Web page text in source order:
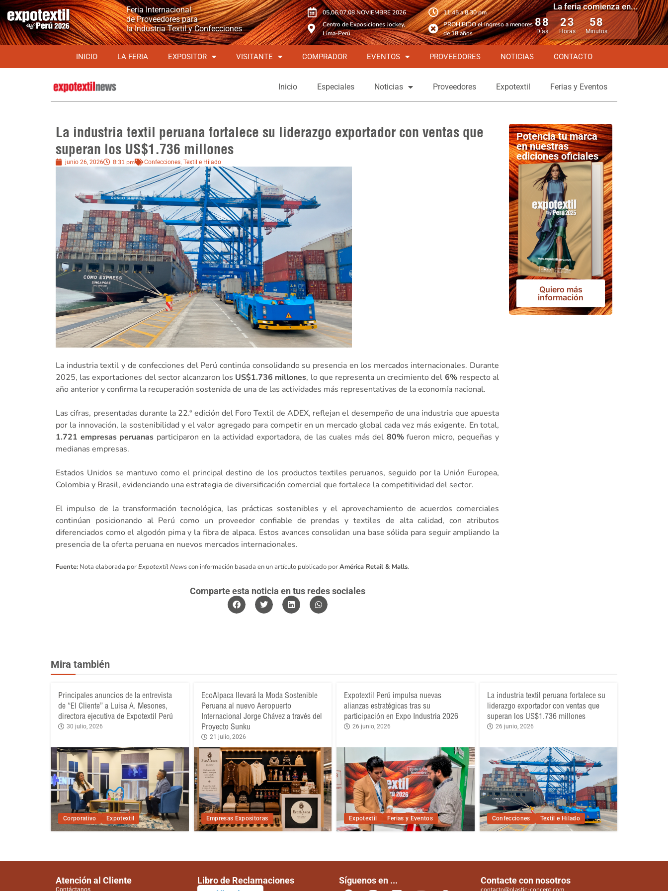
Feria Internacional
de Proveedores para
la Industria Textil y Confecciones
05,06,07,08 NOVIEMBRE 2026
Centro de Exposiciones Jockey,
Lima-Perú
11.45 a 8.30 pm
PROHIBIDO el ingreso a menores
de 18 años
La feria comienza en...
88
Días
23
Horas
58
Minutos
INICIO LA FERIA EXPOSITOR VISITANTE COMPRADOR EVENTOS PROVEEDORES NOTICIAS CONTACTO
Inicio Especiales Noticias Proveedores Expotextil Ferias y Eventos
La industria textil peruana fortalece su liderazgo exportador con ventas que
superan los US$1.736 millones
junio 26, 2026 8:31 pm Confecciones, Textil e Hilado
La industria textil y de confecciones del Perú continúa consolidando su presencia en los mercados internacionales. Durante
2025, las exportaciones del sector alcanzaron los US$1.736 millones, lo que representa un crecimiento del 6%respecto al
año anterior y confirma la recuperación sostenida de una de las actividades más representativas de la economía nacional.
Las cifras, presentadas durante la 22.ª edición del Foro Textil de ADEX, reflejan el desempeño de una industria que apuesta
por la innovación, la sostenibilidad y el valor agregado para competir en un mercado global cada vez más exigente. En total,
1.721 empresas peruanas participaron en la actividad exportadora, de las cuales más del 80%fueron micro, pequeñas y
medianas empresas.
Estados Unidos se mantuvo como el principal destino de los productos textiles peruanos, seguido por la Unión Europea,
Colombia y Brasil, evidenciando una estrategia de diversificación comercial que fortalece la competitividad del sector.
El impulso de la transformación tecnológica, las prácticas sostenibles y el aprovechamiento de acuerdos comerciales
continúan posicionando al Perú como un proveedor confiable de prendas y textiles de alta calidad, con atributos
diferenciados como el algodón pima y la fibra de alpaca. Estos avances consolidan una base sólida para seguir ampliando la
presencia de la oferta peruana en nuevos mercados internacionales.
Fuente: Nota elaborada porExpotextil Newscon información basada en un artículo publicado porAmérica Retail & Malls.
Comparte esta noticia en tus redes sociales
Potencia tu marca
en nuestras
ediciones oficiales
Quiero más
información
Mira también
Corporativo Expotextil
Principales anuncios de la entrevista
de “El Cliente” a Luisa A. Mesones,
directora ejecutiva de Expotextil Perú
30 julio, 2026
Empresas Expositoras
EcoAlpaca llevará la Moda Sostenible
Peruana al nuevo Aeropuerto
Internacional Jorge Chávez a través del
Proyecto Sunku
21 julio, 2026
Expotextil Ferias y Eventos
Expotextil Perú impulsa nuevas
alianzas estratégicas tras su
participación en Expo Industria 2026
26 junio, 2026
Confecciones Textil e Hilado
La industria textil peruana fortalece su
liderazgo exportador con ventas que
superan los US$1.736 millones
26 junio, 2026
Atención al Cliente
Contáctanos
Libro de Reclamaciones Síguenos en ... Contacte con nosotros